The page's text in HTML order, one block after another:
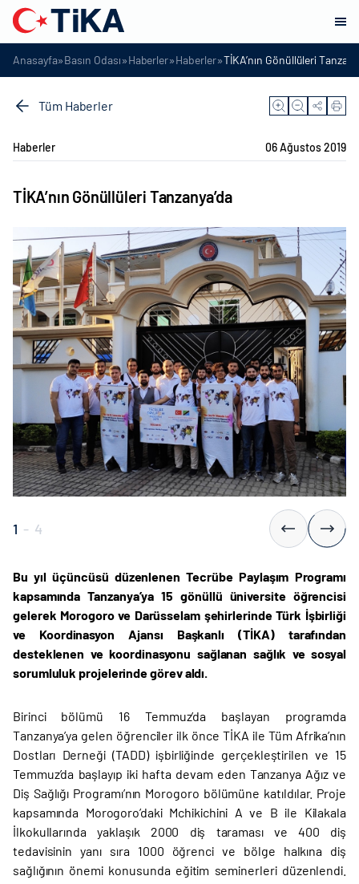
Anasayfa»Basın Odası»Haberler»Haberler»TİKA’nın Gönüllüleri
Tüm Haberler
Haberler 06 Ağustos 2019
TİKA’nın Gönüllüleri Tanzanya’da
1 - 4
Bu yıl üçüncüsü düzenlenen Tecrübe Paylaşım Programı
kapsamında Tanzanya’ya 15 gönüllü üniversite öğrencisi
gelerek Morogoro ve Darüsselam şehirlerinde Türk İşbirliği
ve Koordinasyon Ajansı Başkanlı (TİKA) tarafından
desteklenen ve koordinasyonu sağlanan sağlık ve sosyal
sorumluluk projelerinde görev aldı.
Birinci bölümü 16 Temmuz’da başlayan programda
Tanzanya’ya gelen öğrenciler ilk önce TİKA ile Tüm Afrika’nın
Dostları Derneği (TADD) işbirliğinde gerçekleştirilen ve 15
Temmuz’da başlayıp iki hafta devam eden Tanzanya Ağız ve
Diş Sağlığı Programı’nın Morogoro bölümüne katıldılar. Proje
kapsamında Morogoro’daki Mchikichini A ve B ile Kilakala
İlkokullarında yaklaşık 2000 diş taraması ve 400 diş
tedavisinin yanı sıra 1000 öğrenci ve bölge halkına diş
sağlığının önemi konusunda eğitim seminerleri düzenlendi.